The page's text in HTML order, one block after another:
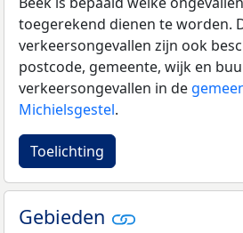
toegerekend dienen te worden.
verkeersongevallen zijn ook
postcode, gemeente, wijk en
verkeersongevallen in de
Michielsgestel.
Toelichting
Gebieden